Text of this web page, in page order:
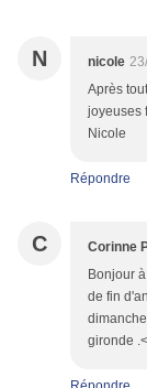
N nicole
Après
joyeuses
Nicole
Répondre
C Corinne
Bonjour
de fin
gironde